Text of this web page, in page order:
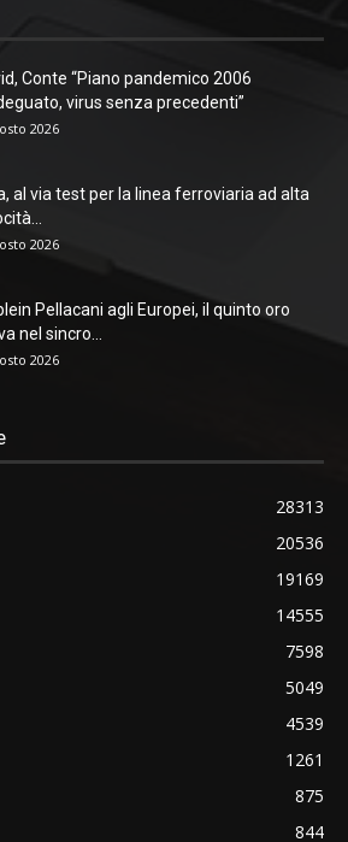
Conte “Piano pandemico 2006
virus senza precedenti”
2026
al via test per la linea ferroviaria ad alta
2026
Pellacani agli Europei, il quinto oro
nel sincro...
2026
28313
20536
19169
14555
7598
5049
4539
1261
875
844